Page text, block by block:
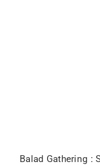
Balad Gathering :